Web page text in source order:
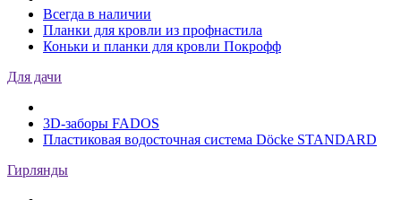
Всегда в наличии
Планки для кровли из профнастила
Коньки и планки для кровли Покрофф
Для дачи
3D-заборы FADOS
Пластиковая водосточная система Döcke STANDARD
Гирлянды